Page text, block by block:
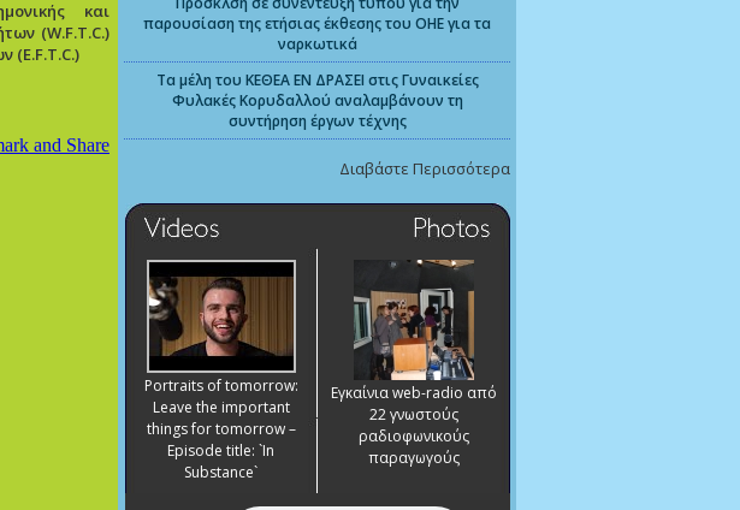
και
(W.F.T.C.)
(E.F.T.C.)
παρουσίαση της ετήσιας έκθεσης του ΟΗΕ για τα
ναρκωτικά
Τα μέλη του ΚΕΘΕΑ ΕΝ ΔΡΑΣΕΙ στις Γυναικείες
Φυλακές Κορυδαλλού αναλαμβάνουν τη
συντήρηση έργων τέχνης
Διαβάστε Περισσότερα
Portraits of tomorrow:
Leave the important
things for tomorrow –
Episode title: `In
Substance`
Εγκαίνια web-radio από
22 γνωστούς
ραδιοφωνικούς
παραγωγούς